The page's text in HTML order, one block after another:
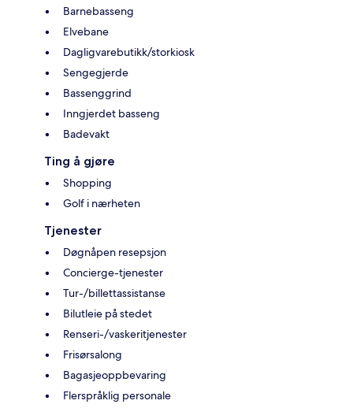
Barnebasseng
Elvebane
Dagligvarebutikk/storkiosk
Sengegjerde
Bassenggrind
Inngjerdet basseng
Badevakt
Ting å gjøre
Shopping
Golf i nærheten
Tjenester
Døgnåpen resepsjon
Concierge-tjenester
Tur-/billettassistanse
Bilutleie på stedet
Renseri-/vaskeritjenester
Frisørsalong
Bagasjeoppbevaring
Flerspråklig personale